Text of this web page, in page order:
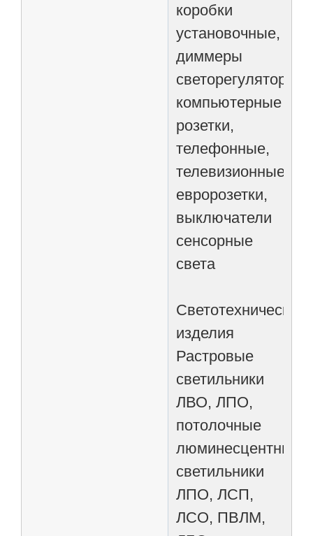
коробки
установочные,
диммеры
светорегуляторы,
компьютерные
розетки,
телефонные,
телевизионные
евророзетки,
выключатели
сенсорные
света
Светотехнические
изделия
Растровые
светильники
ЛВО, ЛПО,
потолочные
люминесцентные
светильники
ЛПО, ЛСП,
ЛСО, ПВЛМ,